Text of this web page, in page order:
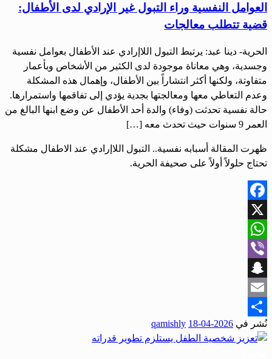
العوامل النفسية وراء التبول غير الإرادي لدى الأطفال:
قضية تتطلب معالجات
الحرية- دينا عبد: يرتبط التبول اللاإرادي عند الأطفال بعوامل نفسية
وجسدية، وهي معاناة موجودة لدى الكثير من الأشخاص وبأعمار
متفاوتة، ولكنها أكثر انتشاراً بين الأطفال، وإهمال هذه المشكلة
وعدم التعاطي معها ومعالجتها بجدية يؤدي إلى تفاقمها واستمرارها.
حالة نفسية تحدثت (وفاء) والدة أحد الأطفال عن وضع ابنها البالغ من
العمر 9 سنوات حيث تحدث معه […]
ظهرت المقالة أسبابه نفسية.. التبول اللاإرادي عند الاطفال مشكلة
تحتاج حلولاً أولاً على صحيفة الحرية.
Facebook
X
WhatsApp
Viber
Snapchat
Email
Share
نُشر في 2026-04-18
qamishly